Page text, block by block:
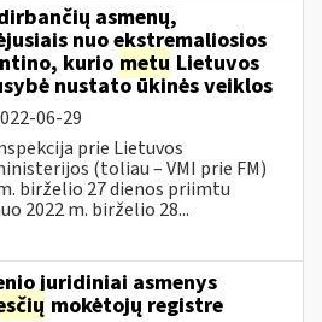
asmenų,
nuo ekstremaliosios
kurio metu Lietuvos
nustato ūkinės veiklos
06-29
prie Lietuvos
(toliau – VMI prie FM)
birželio 27 dienos priimtu
2022 m. birželio 28...
juridiniai asmenys
mokėtojų registre